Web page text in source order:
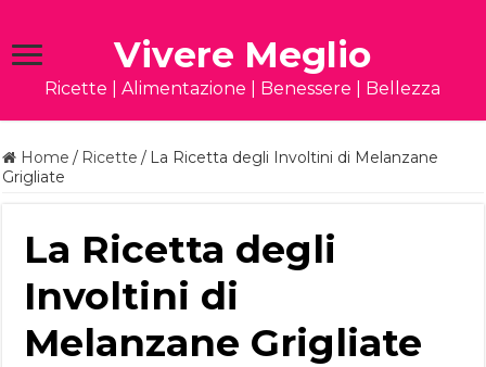
Vivere Meglio
Ricette | Alimentazione | Benessere | Bellezza
Home / Ricette / La Ricetta degli Involtini di Melanzane
Grigliate
La Ricetta degli
Involtini di
Melanzane Grigliate